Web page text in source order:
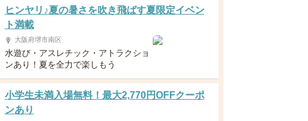
ヒンヤリ♪夏の暑さを吹き飛ばす夏限定イベン
ト満載
大阪府堺市南区
水遊び・アスレチック・アトラクショ
ンあり！夏を全力で楽しもう
小学生未満入場無料！最大2,770円OFFクーポ
ンあり